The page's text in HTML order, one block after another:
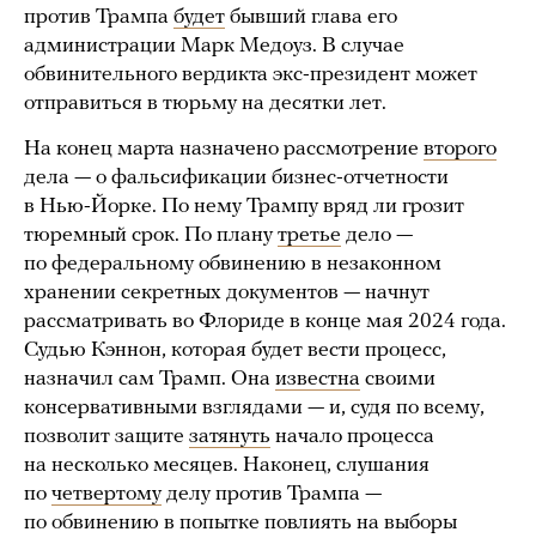
против Трампа будет бывший глава его
администрации Марк Медоуз. В случае
обвинительного вердикта экс-президент может
отправиться в тюрьму на десятки лет.
На конец марта назначено рассмотрение второго
дела — о фальсификации бизнес-отчетности
в Нью-Йорке. По нему Трампу вряд ли грозит
тюремный срок. По планутретье дело —
по федеральному обвинению в незаконном
хранении секретных документов — начнут
рассматривать во Флориде в конце мая 2024 года.
Судью Кэннон, которая будет вести процесс,
назначил сам Трамп. Она известна своими
консервативными взглядами — и, судя по всему,
позволит защите затянуть начало процесса
на несколько месяцев. Наконец, слушания
по четвертомуделу против Трампа —
по обвинению в попытке повлиять на выборы